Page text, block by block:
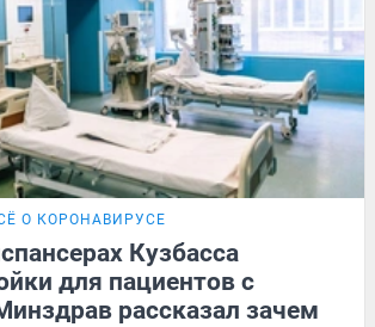
О КОРОНАВИРУСЕ
Кузбасса
для пациентов с
рассказал зачем